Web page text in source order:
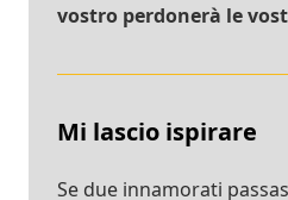
vostro perdonerà le
Mi lascio ispirare
Se due innamorati